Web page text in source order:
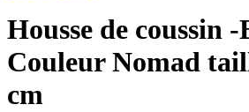
Housse de coussin
Couleur Nomad
cm